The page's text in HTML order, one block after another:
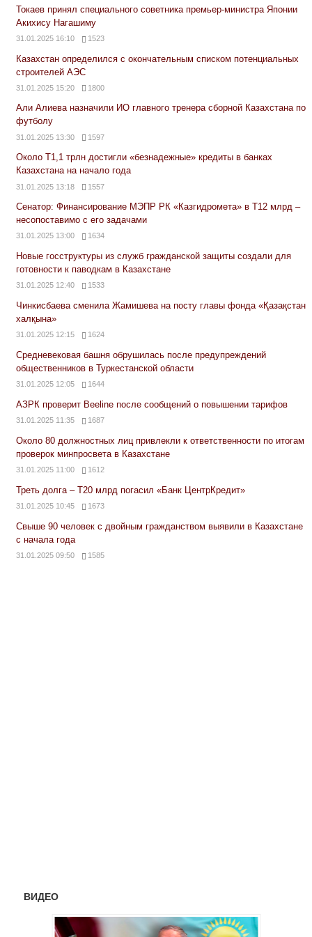
Токаев принял специального советника премьер-министра Японии
Акихису Нагашиму
31.01.2025 16:10 1523
Казахстан определился с окончательным списком потенциальных
строителей АЭС
31.01.2025 15:20 1800
Али Алиева назначили ИО главного тренера сборной Казахстана по
футболу
31.01.2025 13:30 1597
Около Т1,1 трлн достигли «безнадежные» кредиты в банках
Казахстана на начало года
31.01.2025 13:18 1557
Сенатор: Финансирование МЭПР РК «Казгидромета» в Т12 млрд –
несопоставимо с его задачами
31.01.2025 13:00 1634
Новые госструктуры из служб гражданской защиты создали для
готовности к паводкам в Казахстане
31.01.2025 12:40 1533
Чинкисбаева сменила Жамишева на посту главы фонда «Қазақстан
халқына»
31.01.2025 12:15 1624
Средневековая башня обрушилась после предупреждений
общественников в Туркестанской области
31.01.2025 12:05 1644
АЗРК проверит Beeline после сообщений о повышении тарифов
31.01.2025 11:35 1687
Около 80 должностных лиц привлекли к ответственности по итогам
проверок минпросвета в Казахстане
31.01.2025 11:00 1612
Треть долга – Т20 млрд погасил «Банк ЦентрКредит»
31.01.2025 10:45 1673
Свыше 90 человек с двойным гражданством выявили в Казахстане
с начала года
31.01.2025 09:50 1585
ВИДЕО